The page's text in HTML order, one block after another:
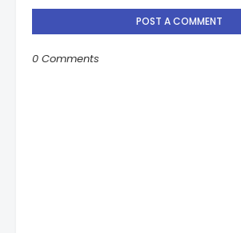
POST A COMMENT
0 Comments